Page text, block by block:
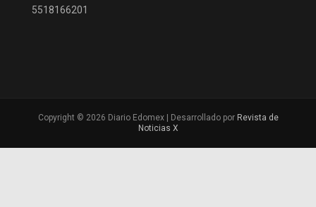
5518166201
Copyright © 2026 Diario Edomex | Desarrollado por Revista de
Noticias X